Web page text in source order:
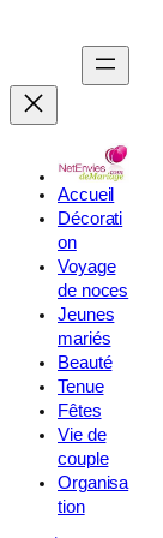
Accueil
Décorati
on
Voyage
de noces
Jeunes
mariés
Beauté
Tenue
Fêtes
Vie de
couple
Organisa
tion